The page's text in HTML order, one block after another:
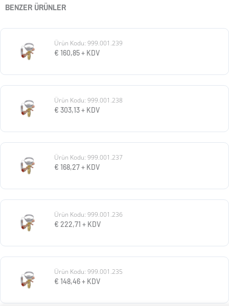
BENZER ÜRÜNLER
Ürün Kodu: 999.001.239
€ 160,85+ KDV
Ürün Kodu: 999.001.238
€ 303,13+ KDV
Ürün Kodu: 999.001.237
€ 168,27+ KDV
Ürün Kodu: 999.001.236
€ 222,71 + KDV
Ürün Kodu: 999.001.235
€ 148,46+ KDV